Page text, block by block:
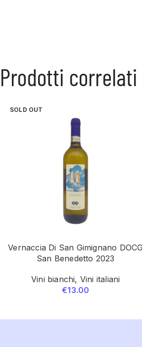
Prodotti correlati
SOLD OUT
Vernaccia Di San Gimignano DOCG
San Benedetto 2023
Vini bianchi, Vini italiani
€13.00